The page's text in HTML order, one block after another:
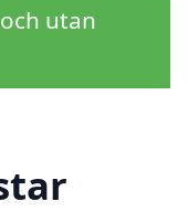
utan